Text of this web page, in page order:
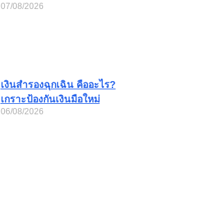
07/08/2026
เงินสำรองฉุกเฉิน คืออะไร?
เกราะป้องกันเงินมือใหม่
06/08/2026